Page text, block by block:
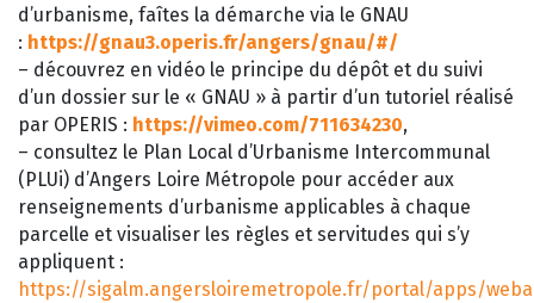
d’urbanisme, faîtes la démarche via le GNAU
: https://gnau3.operis.fr/angers/gnau/#/
– découvrez en vidéo le principe du dépôt et du suivi
d’un dossier sur le « GNAU » à partir d’un tutoriel réalisé
par OPERIS : https://vimeo.com/711634230,
– consultez le Plan Local d’Urbanisme Intercommunal
(PLUi) d’Angers Loire Métropole pour accéder aux
renseignements d’urbanisme applicables à chaque
parcelle et visualiser les règles et servitudes qui s’y
appliquent :
https://sigalm.angersloiremetropole.fr/portal/apps/